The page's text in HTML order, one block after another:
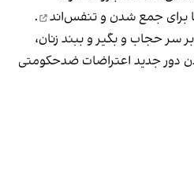
برای جمع شدن و تنفس‌اند
.
سر حجاب و بگیر و ببند زنان،
دور جدید اعتراضات ضدحکومتی